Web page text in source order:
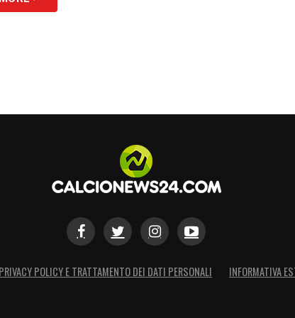
PRIVACY POLICY E TRATTAMENTO DEI DATI PERSONALI INFORMATIVA